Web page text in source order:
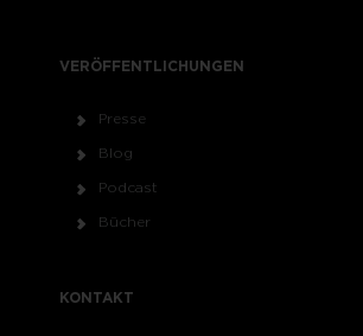
VERÖFFENTLICHUNGEN
Presse
Blog
Podcast
Bücher
KONTAKT